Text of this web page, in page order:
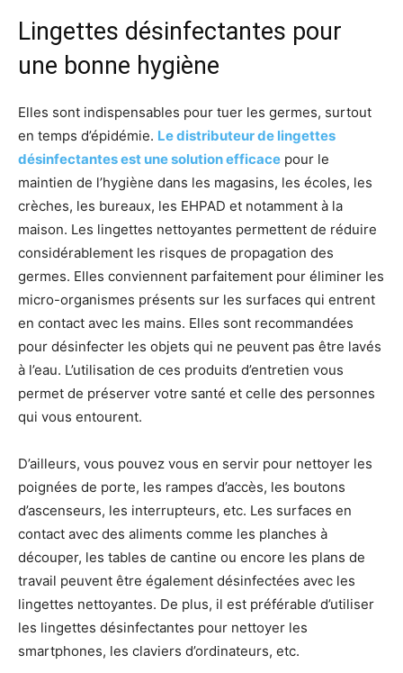
Lingettes désinfectantes pour
une bonne hygiène
Elles sont indispensables pour tuer les germes, surtout
en temps d’épidémie. Le distributeur de lingettes
désinfectantes est une solution efficace pour le
maintien de l’hygiène dans les magasins, les écoles, les
crèches, les bureaux, les EHPAD et notamment à la
maison. Les lingettes nettoyantes permettent de réduire
considérablement les risques de propagation des
germes. Elles conviennent parfaitement pour éliminer les
micro-organismes présents sur les surfaces qui entrent
en contact avec les mains. Elles sont recommandées
pour désinfecter les objets qui ne peuvent pas être lavés
à l’eau. L’utilisation de ces produits d’entretien vous
permet de préserver votre santé et celle des personnes
qui vous entourent.
D’ailleurs, vous pouvez vous en servir pour nettoyer les
poignées de porte, les rampes d’accès, les boutons
d’ascenseurs, les interrupteurs, etc. Les surfaces en
contact avec des aliments comme les planches à
découper, les tables de cantine ou encore les plans de
travail peuvent être également désinfectées avec les
lingettes nettoyantes. De plus, il est préférable d’utiliser
les lingettes désinfectantes pour nettoyer les
smartphones, les claviers d’ordinateurs, etc.